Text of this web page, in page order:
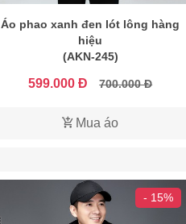
Áo phao xanh đen lót lông hàng
hiệu
(AKN-245)
599.000 Đ 700.000 Đ
Mua áo
- 15%